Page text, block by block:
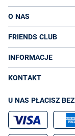
O NAS
FRIENDS CLUB
INFORMACJE
KONTAKT
U NAS PŁACISZ